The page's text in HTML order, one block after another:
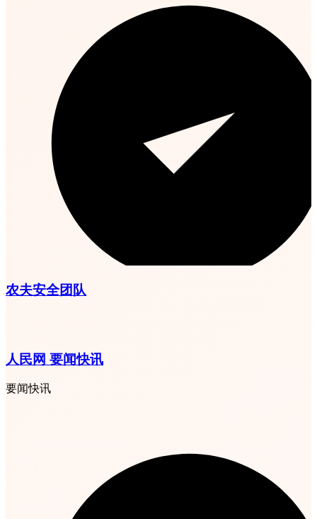
农夫安全团队
人民网 要闻快讯
要闻快讯